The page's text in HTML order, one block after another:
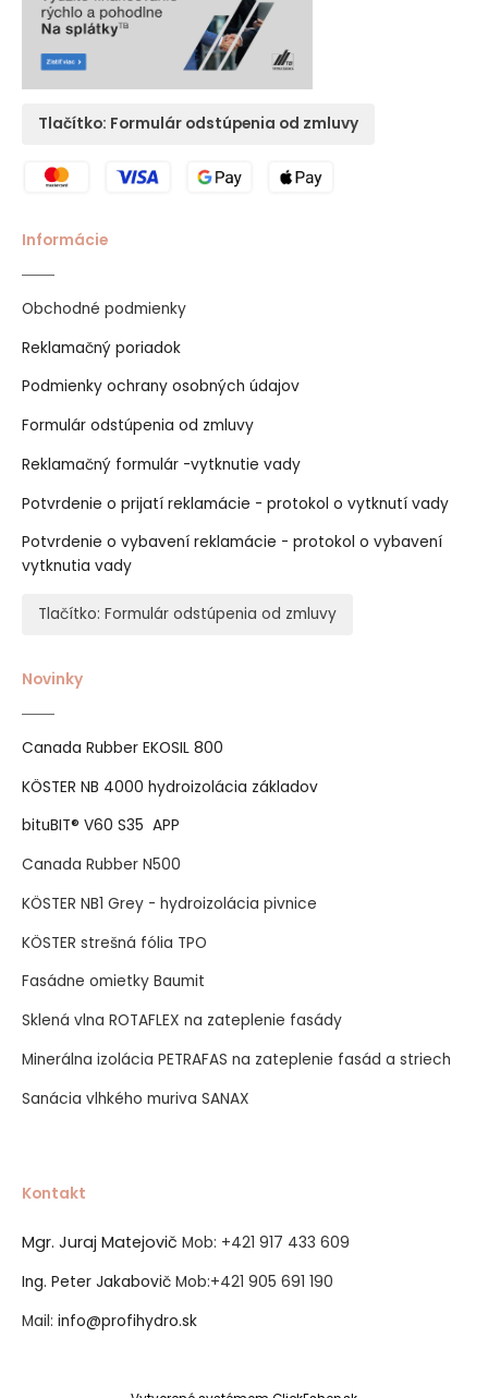
Tlačítko: Formulár odstúpenia od zmluvy
Informácie
Obchodné podmienky
Reklamačný poriadok
Podmienky ochrany osobných údajov
Formulár odstúpenia od zmluvy
Reklamačný formulár -vytknutie vady
Potvrdenie o prijatí reklamácie - protokol o vytknutí vady
Potvrdenie o vybavení reklamácie - protokol o vybavení
vytknutia vady
Tlačítko: Formulár odstúpenia od zmluvy
Novinky
Canada Rubber EKOSIL 800
KÖSTER NB 4000 hydroizolácia základov
bituBIT® V60 S35 APP
Canada Rubber N500
KÖSTER NB1 Grey - hydroizolácia pivnice
KÖSTER strešná fólia TPO
Fasádne omietky Baumit
Sklená vlna ROTAFLEX na zateplenie fasády
Minerálna izolácia PETRAFAS na zateplenie fasád a striech
Sanácia vlhkého muriva SANAX
Kontakt
Mgr. Juraj Matejovič Mob: +421 917 433 609
Ing. Peter Jakabovič Mob:+421 905 691 190
Mail: info@profihydro.sk